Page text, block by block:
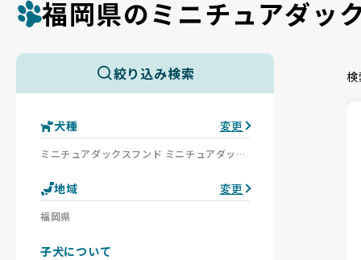
福岡県のミニチュアダッ
絞り込み検索
犬種 変更
ミニチュアダックスフンド ミニチュアダックスフンド(ロング) ミニチュアダックスフンド(スムース) ミニチュアダックスフンド(ワイアー)
地域 変更
福岡県
子犬について